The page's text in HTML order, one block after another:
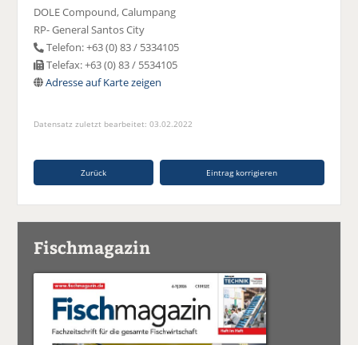
DOLE Compound, Calumpang
RP- General Santos City
Telefon: +63 (0) 83 / 5334105
Telefax: +63 (0) 83 / 5534105
Adresse auf Karte zeigen
Datensatz zuletzt bearbeitet: 03.02.2022
Zurück Eintrag korrigieren
Fischmagazin